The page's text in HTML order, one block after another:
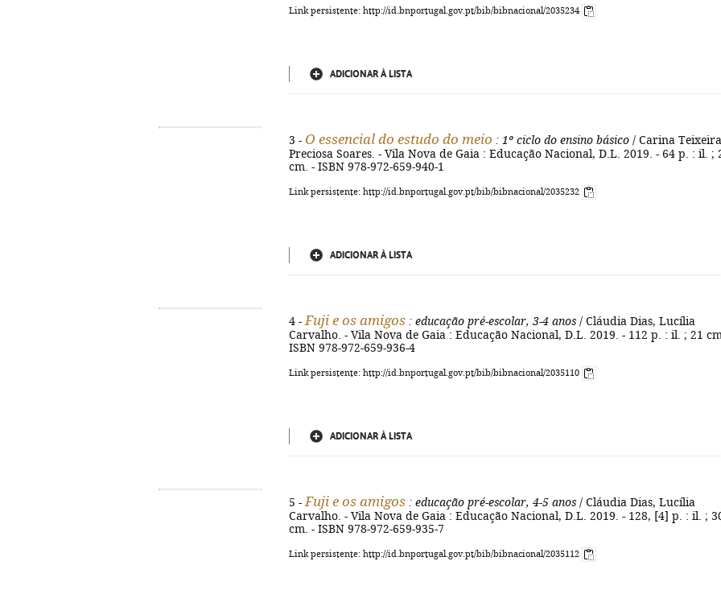
Link persistente: http://id.bnportugal.gov.pt/bib/bibnacional/2035234
ADICIONAR À LISTA
3 - O essencial do estudo do meio : 1º ciclo do ensino básico / Carina
Preciosa Soares. - Vila Nova de Gaia : Educação Nacional, D.L. 2019. - 64 p. : il. ;
cm. - ISBN 978-972-659-940-1
Link persistente: http://id.bnportugal.gov.pt/bib/bibnacional/2035232
ADICIONAR À LISTA
4 - Fuji e os amigos : educação pré-escolar, 3-4 anos / Cláudia Dias, Lucília
Carvalho. - Vila Nova de Gaia : Educação Nacional, D.L. 2019. - 112 p. : il. ; 21
ISBN 978-972-659-936-4
Link persistente: http://id.bnportugal.gov.pt/bib/bibnacional/2035110
ADICIONAR À LISTA
5 - Fuji e os amigos : educação pré-escolar, 4-5 anos / Cláudia Dias, Lucília
Carvalho. - Vila Nova de Gaia : Educação Nacional, D.L. 2019. - 128, [4] p. : il. ;
cm. - ISBN 978-972-659-935-7
Link persistente: http://id.bnportugal.gov.pt/bib/bibnacional/2035112